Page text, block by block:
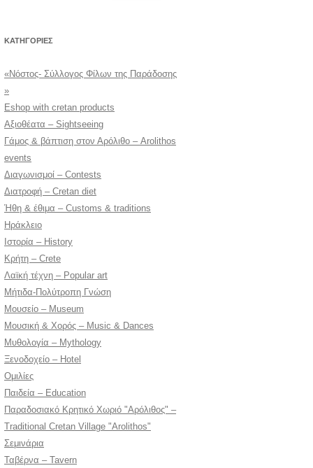
KΑΤΗΓΟΡΊΕΣ
«Νόστος- Σύλλογος Φίλων της Παράδοσης
»
Eshop with cretan products
Αξιοθέατα – Sightseeing
Γάμος & βάπτιση στον Αρόλιθο – Arolithos
events
Διαγωνισμοί – Contests
Διατροφή – Cretan diet
Ήθη & έθιμα – Customs & traditions
Ηράκλειο
Ιστορία – History
Κρήτη – Crete
Λαϊκή τέχνη – Popular art
Μήτιδα-Πολύτροπη Γνώση
Μουσείο – Museum
Μουσική & Χορός – Music & Dances
Μυθολογία – Mythology
Ξενοδοχείο – Hotel
Ομιλίες
Παιδεία – Education
Παραδοσιακό Κρητικό Χωριό "Αρόλιθος" –
Traditional Cretan Village "Arolithos"
Σεμινάρια
Ταβέρνα – Tavern